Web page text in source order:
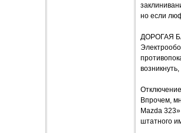
но если
ДОРОГАЯ
Впрочем,
Mazda
штатного